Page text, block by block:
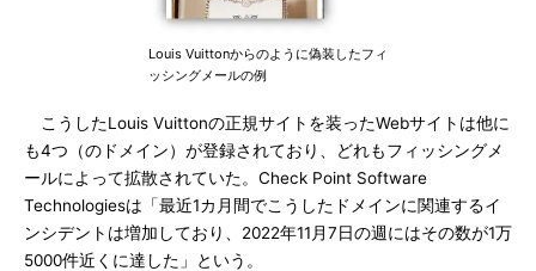
Louis Vuittonからのように偽装したフィ
ッシングメールの例
こうしたLouis Vuittonの正規サイトを装ったWebサイトは他に
も4つ（のドメイン）が登録されており、どれもフィッシングメ
ールによって拡散されていた。Check Point Software
Technologiesは「最近1カ月間でこうしたドメインに関連するイ
ンシデントは増加しており、2022年11月7日の週にはその数が1万
5000件近くに達した」という。